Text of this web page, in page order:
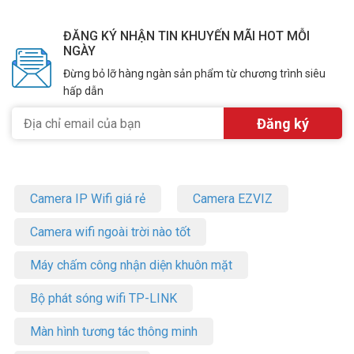
tìm kiếm thông tin tiện lợi. Hoặc cũng có thể thao tác trên các phím
UHD 55 inch L55M8-P2SEA
ĐĂNG KÝ NHẬN TIN KHUYẾN MÃI HOT MỖI
NGÀY
Đừng bỏ lỡ hàng ngàn sản phẩm từ chương trình siêu
hấp dẫn
Camera IP Wifi giá rẻ Camera EZVIZ
Camera wifi ngoài trời nào tốt
Máy chấm công nhận diện khuôn mặt
Bộ phát sóng wifi TP-LINK
Màn hình tương tác thông minh